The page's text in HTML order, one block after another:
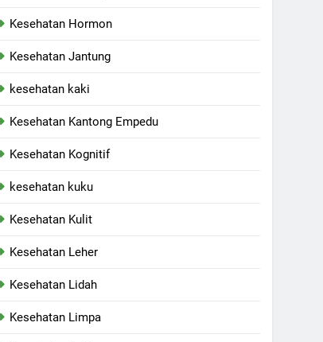
Kesehatan Hormon
Kesehatan Jantung
kesehatan kaki
Kesehatan Kantong Empedu
Kesehatan Kognitif
kesehatan kuku
Kesehatan Kulit
Kesehatan Leher
Kesehatan Lidah
Kesehatan Limpa